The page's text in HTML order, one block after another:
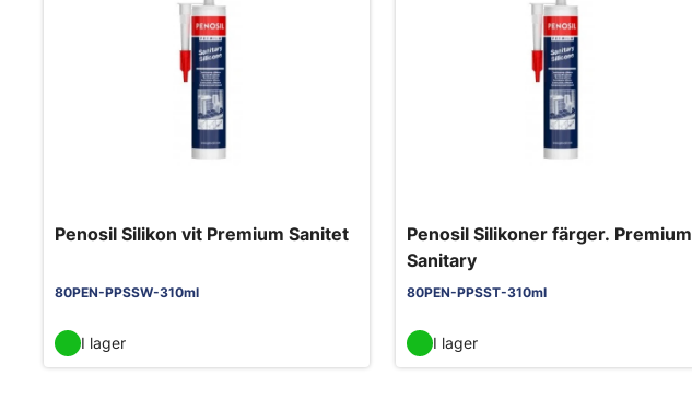
Penosil Silikon vit Premium Sanitet
80PEN-PPSSW-310ml
I lager
Penosil Silikoner färger. Premium
Sanitary
80PEN-PPSST-310ml
I lager